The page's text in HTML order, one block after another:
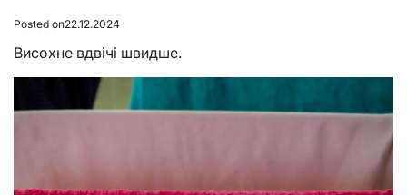
Posted on22.12.2024
Висохне вдвічі швидше.